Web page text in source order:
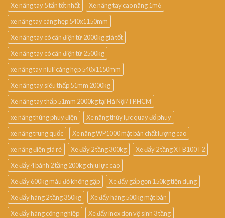
Xe nâng tay 5 tấn tốt nhất
Xe nâng tay cao nâng 1m6
xe nâng tay càng hẹp 540x1150mm
Xe nâng tay có cân điện tử 2000kg giá tốt
Xe nâng tay có cân điện tử 2500kg
xe nâng tay niuli càng hẹp 540x1150mm
Xe nâng tay siêu thấp 51mm 2000kg
Xe nâng tay thấp 51mm 2000kg tại Hà Nội/TP.HCM
xe nâng thùng phuy điện
Xe nâng thủy lực quay đổ phuy
xe nâng trung quốc
Xe nâng WP1000 mặt bàn chất lượng cao
xe nâng điện giá rẻ
Xe đẩy 2 tầng 300kg
Xe đẩy 2 tầng XTB100T2
Xe đẩy 4 bánh 2 tầng 200kg chịu lực cao
Xe đẩy 600kg màu đỏ không gập
Xe đẩy gấp gọn 150kg tiện dụng
Xe đẩy hàng 2 tầng 350kg
Xe đẩy hàng 500kg mặt bàn
Xe đẩy hàng công nghiệp
Xe đẩy inox dọn vệ sinh 3 tầng